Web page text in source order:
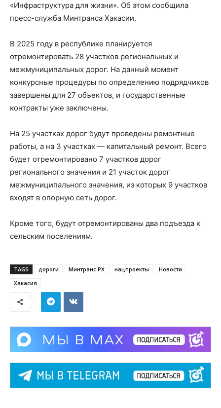
«Инфраструктура для жизни». Об этом сообщила
пресс-служба Минтранса Хакасии.
В 2025 году в республике планируется
отремонтировать 28 участков региональных и
межмуниципальных дорог. На данный момент
конкурсные процедуры по определению подрядчиков
завершены для 27 объектов, и государственные
контракты уже заключены.
На 25 участках дорог будут проведены ремонтные
работы, а на 3 участках — капитальный ремонт. Всего
будет отремонтировано 7 участков дорог
регионального значения и 21 участок дорог
межмуниципального значения, из которых 9 участков
входят в опорную сеть дорог.
Кроме того, будут отремонтированы два подъезда к
сельским поселениям.
TAGS дороги Минтранс РХ нацпроекты
Новости
Хакасия